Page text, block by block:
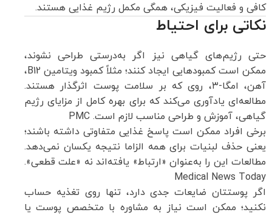
کافی و فعالیت فیزیکی، همگی مکمل رژیم غذایی هستند.
نکاتی برای احتیاط
حتی رژیم‌های گیاهی نیز اگر به‌درستی طراحی نشوند،
ممکن است کمبودهایی ایجاد کنند؛ مثلاً کمبود ویتامین B12،
آهن، امگا-۳، روی که بر سلامت پوست اثرگذار هستند.
مطالعه‌ای یادآوری می‌کند که برای بهره کامل از مزایای رژیم
گیاهی، آموزش و طراحی مناسب لازم است. PMC
برخی افراد ممکن است پاسخ غذایی متفاوتی داشته باشند؛
یعنی حذف لبنیات برای همه الزاما نتیجه یکسان نمی‌دهد.
مطالعات این را به‌عنوان «ارتباط» یافته‌اند نه «علت قطعی».
Medical News Today
اگر پوستتان ضایعات جدی دارد، تنها روی تغذیه حساب
نکنید؛ ممکن است نیاز به مشاوره با متخصص پوست یا